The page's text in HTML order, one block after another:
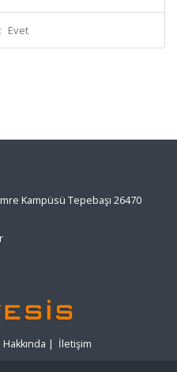
Evet
Kampüsü Tepebaşı 26470
Hakkında | İletişim